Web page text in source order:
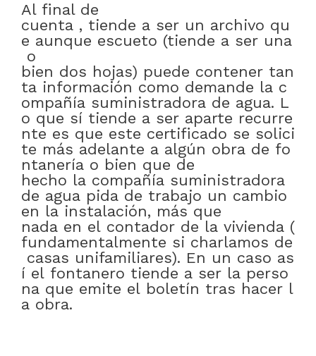
Al final de
cuenta , tiende a ser un archivo qu
e aunque escueto (tiende a ser una
o
bien dos hojas) puede contener tan
ta información como demande la c
ompañía suministradora de agua. L
o que sí tiende a ser aparte recurre
nte es que este certificado se solici
te más adelante a algún obra de fo
ntanería o bien que de
hecho la compañía suministradora
de agua pida de trabajo un cambio
en la instalación, más que
nada en el contador de la vivienda (
fundamentalmente si charlamos de
casas unifamiliares). En un caso as
í el fontanero tiende a ser la perso
na que emite el boletín tras hacer l
a obra.